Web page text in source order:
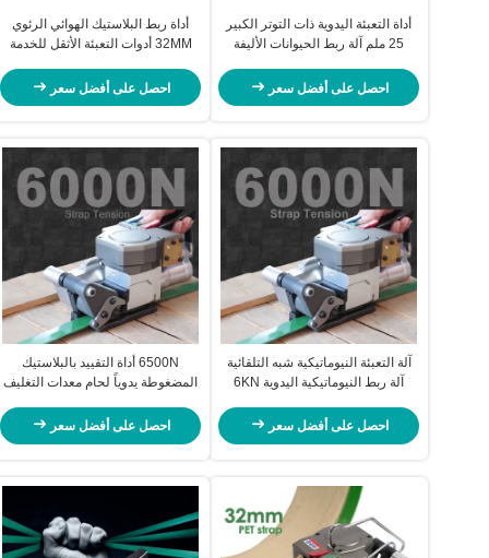
أداة التعبئة اليدوية ذات التوتر الكبير
25 ملم آلة ربط الحيوانات الأليفة
احصل على أفضل سعر
أداة ربط البلاستيك الهوائي الرئوي
32MM أدوات التعبئة الأثقل للخدمة
احصل على أفضل سعر
آلة التعبئة النيوماتيكية شبه التلقائية
آلة ربط النيوماتيكية اليدوية 6KN
احصل على أفضل سعر
6500N أداة التقييد بالبلاستيك
المضغوطة يدوياً لحام معدات التغليف
احصل على أفضل سعر